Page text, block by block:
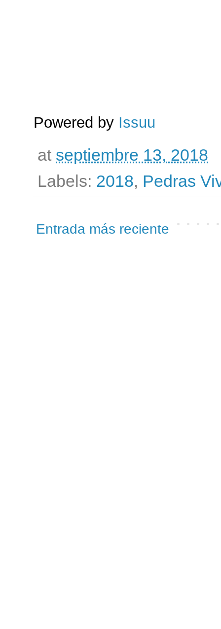
Powered by Issuu
at septiembre 13, 2018
Labels: 2018, Pedras
Entrada más reciente